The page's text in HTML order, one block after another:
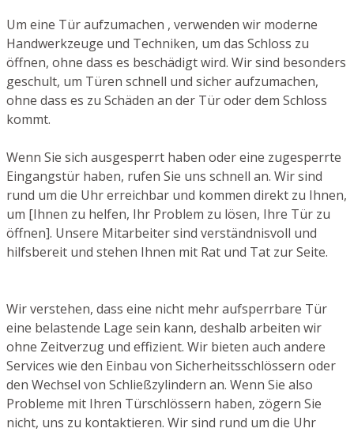
Um eine Tür aufzumachen , verwenden wir moderne
Handwerkzeuge und Techniken, um das Schloss zu
öffnen, ohne dass es beschädigt wird. Wir sind besonders
geschult, um Türen schnell und sicher aufzumachen,
ohne dass es zu Schäden an der Tür oder dem Schloss
kommt.
Wenn Sie sich ausgesperrt haben oder eine zugesperrte
Eingangstür haben, rufen Sie uns schnell an. Wir sind
rund um die Uhr erreichbar und kommen direkt zu Ihnen,
um [Ihnen zu helfen, Ihr Problem zu lösen, Ihre Tür zu
öffnen]. Unsere Mitarbeiter sind verständnisvoll und
hilfsbereit und stehen Ihnen mit Rat und Tat zur Seite.
Wir verstehen, dass eine nicht mehr aufsperrbare Tür
eine belastende Lage sein kann, deshalb arbeiten wir
ohne Zeitverzug und effizient. Wir bieten auch andere
Services wie den Einbau von Sicherheitsschlössern oder
den Wechsel von Schließzylindern an. Wenn Sie also
Probleme mit Ihren Türschlössern haben, zögern Sie
nicht, uns zu kontaktieren. Wir sind rund um die Uhr